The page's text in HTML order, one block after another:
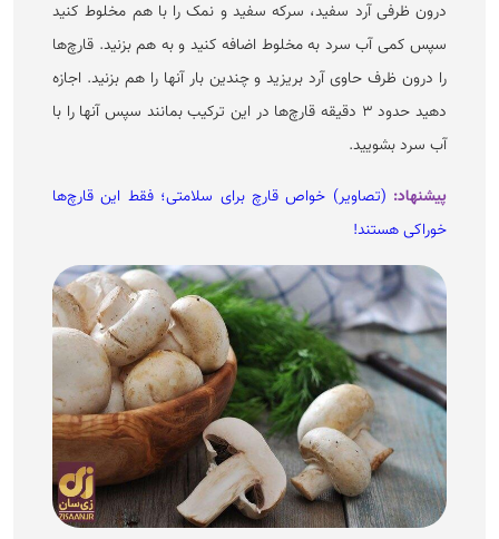
درون ظرفی آرد سفید، سرکه سفید و نمک را با هم مخلوط کنید
سپس کمی آب سرد به مخلوط اضافه کنید و به هم بزنید. قارچ‌ها
را درون ظرف حاوی آرد بریزید و چندین بار آنها را هم بزنید. اجازه
دهید حدود ۳ دقیقه قارچ‌ها در این ترکیب بمانند سپس آنها را با
آب سرد بشویید.
پیشنهاد: (تصاویر) خواص قارچ برای سلامتی؛ فقط این قارچ‌ها
خوراکی هستند!